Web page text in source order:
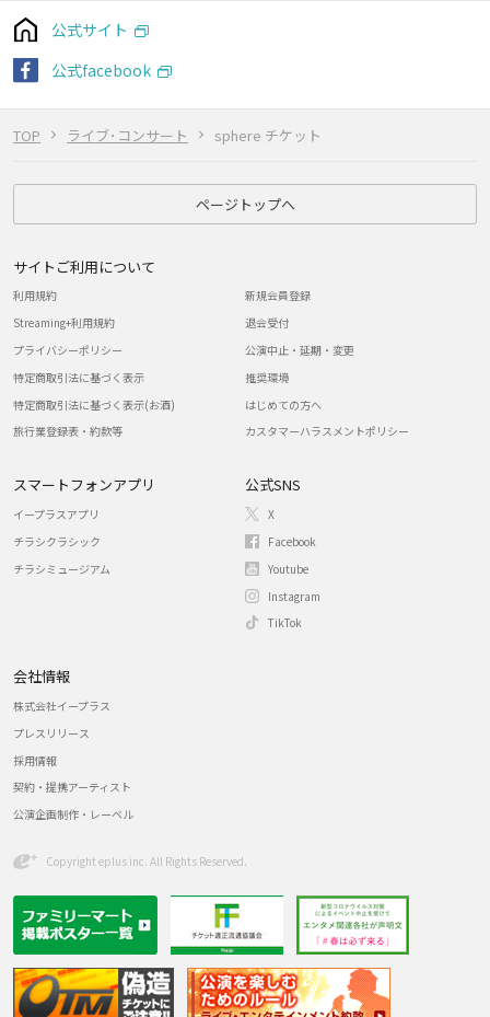
TOP ライブ･コンサート sphere チケット
公式サイト
公式facebook
ページトップへ
サイトご利用について
利用規約
Streaming+利用規約
プライバシーポリシー
特定商取引法に基づく表示
特定商取引法に基づく表示(お酒)
旅行業登録表・約款等
新規会員登録
退会受付
公演中止・延期・変更
推奨環境
はじめての方へ
カスタマーハラスメントポリシー
スマートフォンアプリ
イープラスアプリ
チラシクラシック
チラシミュージアム
公式SNS
X
Facebook
Youtube
Instagram
TikTok
会社情報
株式会社イープラス
プレスリリース
採用情報
契約・提携アーティスト
公演企画制作・レーベル
Copyright eplus inc. All Rights Reserved.